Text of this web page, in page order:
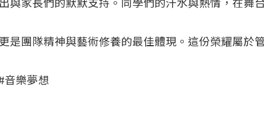
團隊精神與藝術修養的最佳體現。這份榮耀屬於
音樂夢想